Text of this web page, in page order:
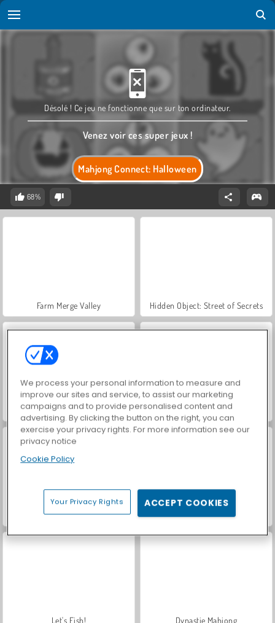
Mahjong Connect: Halloween
Désolé ! Ce jeu ne fonctionne que sur ton ordinateur.
Venez voir ces super jeux !
68%
Farm Merge Valley Hidden Object: Street of Secrets
VegaMix Da Vinci Puzzles Car Parking City Duel
ASMR Makeover & Makeup Studio World War 2 Shooter
Let's Fish! Dynastie Mahjong
We process your personal information to measure and
improve our sites and service, to assist our marketing
campaigns and to provide personalised content and
advertising. By clicking the button on the right, you can
exercise your privacy rights. For more information see our
privacy notice
Cookie Policy
Your Privacy Rights ACCEPT COOKIES